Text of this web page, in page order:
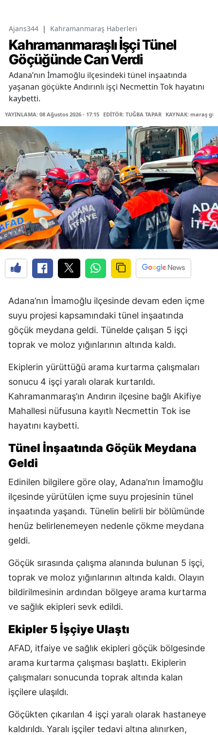
Ajans344 | Kahramanmaraş Haberleri
Kahramanmaraşlı İşçi Tünel
Göçüğünde Can Verdi
Adana’nın İmamoğlu ilçesindeki tünel inşaatında
yaşanan göçükte Andırınlı işçi Necmettin Tok hayatını
kaybetti.
YAYINLAMA: 08 Ağustos 2026 - 17:15 EDİTÖR: TUĞBA TAPAR KAYNAK: maraş
Adana’nın İmamoğlu ilçesinde devam eden içme
suyu projesi kapsamındaki tünel inşaatında
göçük meydana geldi. Tünelde çalışan 5 işçi
toprak ve moloz yığınlarının altında kaldı.
Ekiplerin yürüttüğü arama kurtarma çalışmaları
sonucu 4 işçi yaralı olarak kurtarıldı.
Kahramanmaraş’ın Andırın ilçesine bağlı Akifiye
Mahallesi nüfusuna kayıtlı Necmettin Tok ise
hayatını kaybetti.
Tünel İnşaatında Göçük Meydana
Geldi
Edinilen bilgilere göre olay, Adana’nın İmamoğlu
ilçesinde yürütülen içme suyu projesinin tünel
inşaatında yaşandı. Tünelin belirli bir bölümünde
henüz belirlenemeyen nedenle çökme meydana
geldi.
Göçük sırasında çalışma alanında bulunan 5 işçi,
toprak ve moloz yığınlarının altında kaldı. Olayın
bildirilmesinin ardından bölgeye arama kurtarma
ve sağlık ekipleri sevk edildi.
Ekipler 5 İşçiye Ulaştı
AFAD, itfaiye ve sağlık ekipleri göçük bölgesinde
arama kurtarma çalışması başlattı. Ekiplerin
çalışmaları sonucunda toprak altında kalan
işçilere ulaşıldı.
Göçükten çıkarılan 4 işçi yaralı olarak hastaneye
kaldırıldı. Yaralı işçiler tedavi altına alınırken,